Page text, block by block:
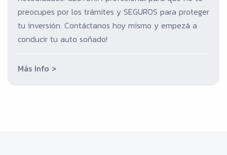
preocupes por los trámites y SEGUROS para proteger
tu inversión. Contáctanos hoy mismo y empezá a
conducir tu auto soñado!
Más Info >